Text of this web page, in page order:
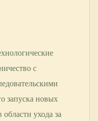
с
запуска новых
ухода за